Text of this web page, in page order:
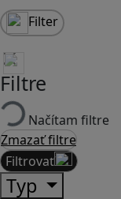
Filter
Filtre
Načítam filtre
Zmazať filtre
Filtrovať
Typ